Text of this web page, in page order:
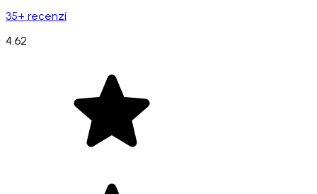
35+ recenzí
4.62